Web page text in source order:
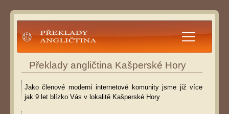
Překlady angličtina
Překlady angličtina Kašperské Hory
Jako členové moderní internetové komunity jsme již více
jak 9 let blízko Vás v lokalitě Kašperské Hory